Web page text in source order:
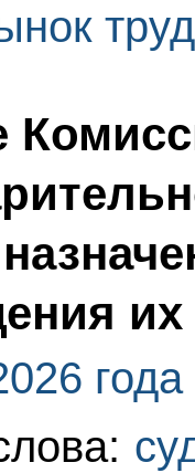
года